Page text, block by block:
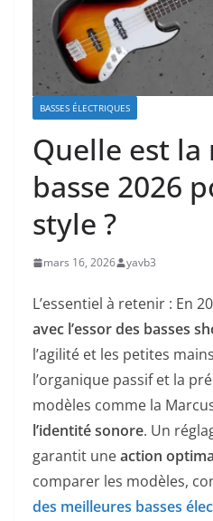
BASSES ÉLECTRIQUES
Quelle est
basse 2026
style ?
mars 16, 2026 yavb3
L’essentiel à retenir : En
avec l’essor des basses
l’agilité et les petites
l’organique passif et la
modèles comme la
l’identité sonore. Un
garantit uneaction
comparer les modèles,
des meilleures basses